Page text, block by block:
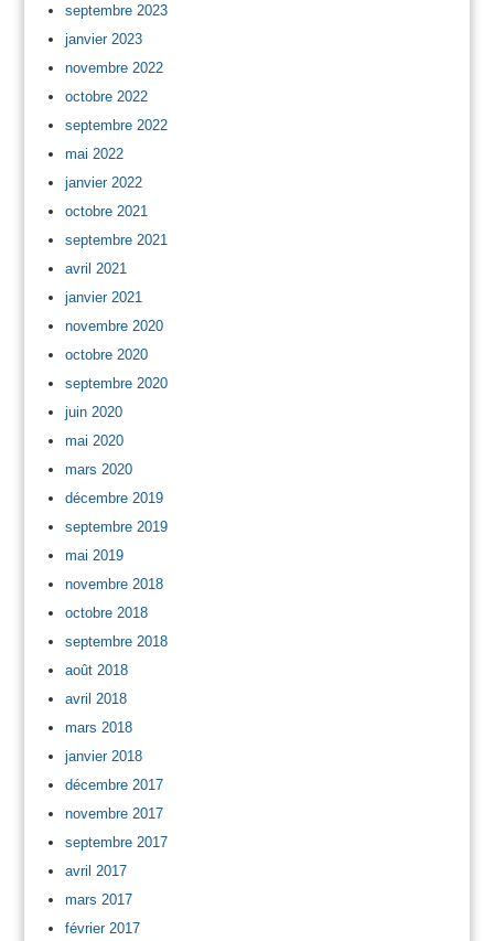
septembre 2023
janvier 2023
novembre 2022
octobre 2022
septembre 2022
mai 2022
janvier 2022
octobre 2021
septembre 2021
avril 2021
janvier 2021
novembre 2020
octobre 2020
septembre 2020
juin 2020
mai 2020
mars 2020
décembre 2019
septembre 2019
mai 2019
novembre 2018
octobre 2018
septembre 2018
août 2018
avril 2018
mars 2018
janvier 2018
décembre 2017
novembre 2017
septembre 2017
avril 2017
mars 2017
février 2017